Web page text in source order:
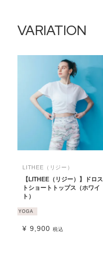
VARIATION
LITHEE（リジー）
【LITHEE（リジー）】ドロス
トショートトップス（ホワイ
ト）
YOGA
¥ 9,900 税込